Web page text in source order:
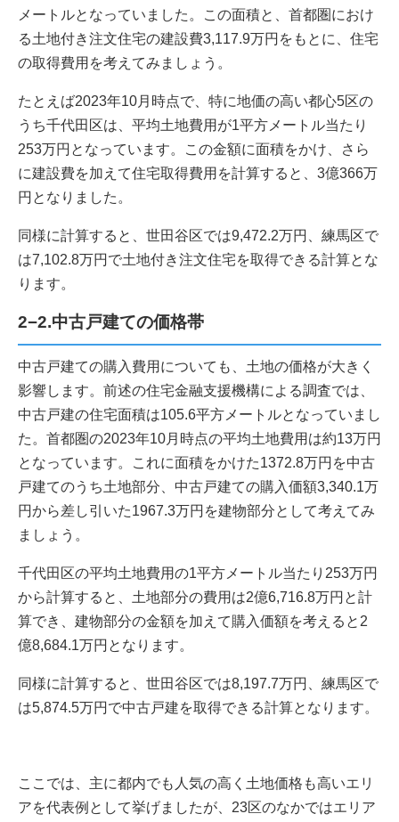
メートルとなっていました。この面積と、首都圏におけ
る土地付き注文住宅の建設費3,117.9万円をもとに、住宅
の取得費用を考えてみましょう。
たとえば2023年10月時点で、特に地価の高い都心5区の
うち千代田区は、平均土地費用が1平方メートル当たり
253万円となっています。この金額に面積をかけ、さら
に建設費を加えて住宅取得費用を計算すると、3億366万
円となりました。
同様に計算すると、世田谷区では9,472.2万円、練馬区で
は7,102.8万円で土地付き注文住宅を取得できる計算とな
ります。
2−2.中古戸建ての価格帯
中古戸建ての購入費用についても、土地の価格が大きく
影響します。前述の住宅金融支援機構による調査では、
中古戸建の住宅面積は105.6平方メートルとなっていまし
た。首都圏の2023年10月時点の平均土地費用は約13万円
となっています。これに面積をかけた1372.8万円を中古
戸建てのうち土地部分、中古戸建ての購入価額3,340.1万
円から差し引いた1967.3万円を建物部分として考えてみ
ましょう。
千代田区の平均土地費用の1平方メートル当たり253万円
から計算すると、土地部分の費用は2億6,716.8万円と計
算でき、建物部分の金額を加えて購入価額を考えると2
億8,684.1万円となります。
同様に計算すると、世田谷区では8,197.7万円、練馬区で
は5,874.5万円で中古戸建を取得できる計算となります。
ここでは、主に都内でも人気の高く土地価格も高いエリ
アを代表例として挙げましたが、23区のなかではエリア